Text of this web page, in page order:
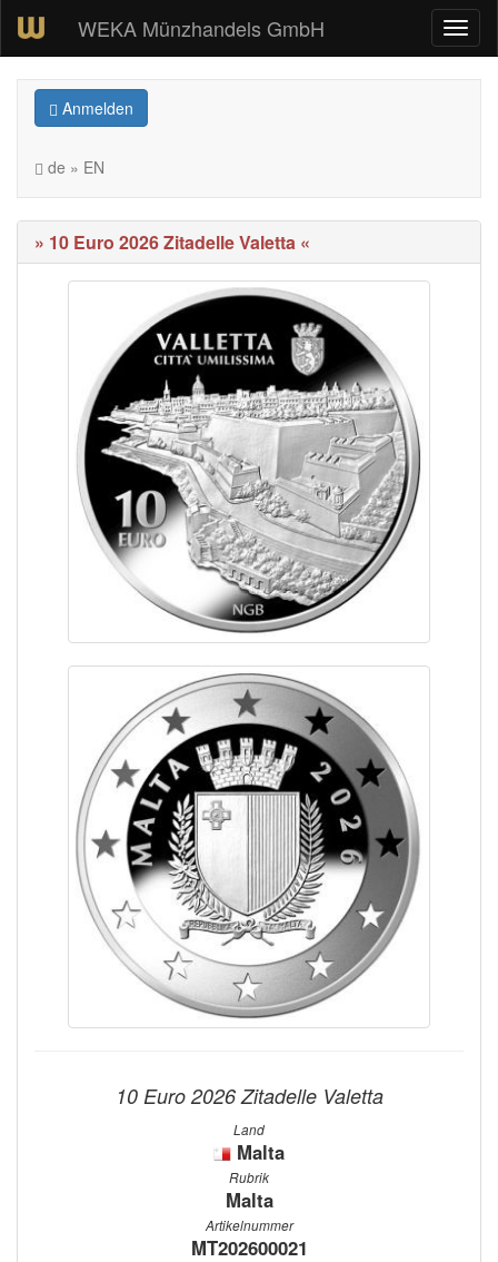
WEKA Münzhandels GmbH
Anmelden
de » EN
» 10 Euro 2026 Zitadelle Valetta «
10 Euro 2026 Zitadelle Valetta
Land
Malta
Rubrik
Malta
Artikelnummer
MT202600021